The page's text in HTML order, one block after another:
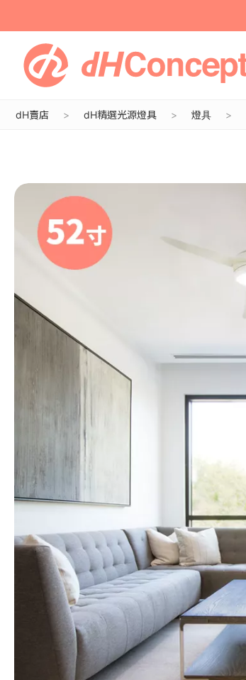
dH賣店 dH精選光源燈具 燈具